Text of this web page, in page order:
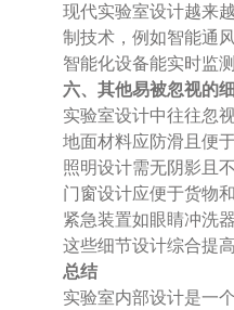
现代实验室设计越来
制技术，例如智能通
智能化设备能实时监
六、其他易被忽视的
实验室设计中往往忽
地面材料应防滑且便
照明设计需无阴影且
门窗设计应便于货物
紧急装置如眼睛冲洗
这些细节设计综合提
总结
实验室内部设计是一